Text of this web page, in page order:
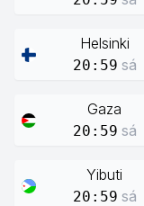
Helsinki
20:59 sá
Gaza
20:59 sá
Yibuti
20:59 sá